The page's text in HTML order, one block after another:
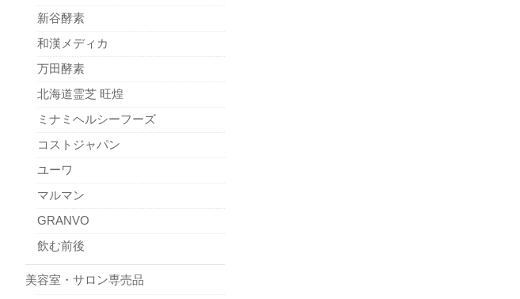
新谷酵素
和漢メディカ
万田酵素
北海道霊芝 旺煌
ミナミヘルシーフーズ
コストジャパン
ユーワ
マルマン
GRANVO
飲む前後
美容室・サロン専売品